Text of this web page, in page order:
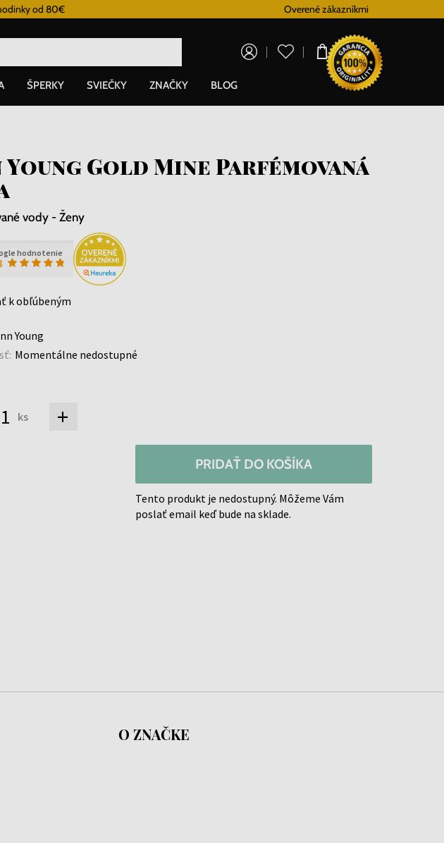
od 80€ Overené zákazníkmi
0,00 €
ŠPERKY SVIEČKY ZNAČKY BLOG
Young Gold Mine Parfémovaná
vody - Ženy
hodnotenie
k obľúbeným
Young
Momentálne nedostupné
ks +
PRIDAŤ DO KOŠÍKA
Tento produkt je nedostupný. Môžeme Vám
poslať email keď bude na sklade.
O ZNAČKE